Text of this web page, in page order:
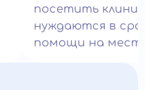
посетить
нуждаются в
помощи на